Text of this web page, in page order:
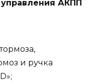
АКПП
и ручка